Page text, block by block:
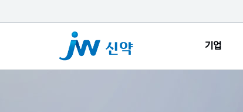
기업